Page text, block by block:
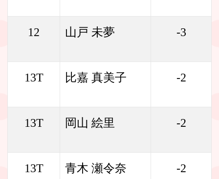
12 山戸 未夢 -3
13T 比嘉 真美子 -2
13T 岡山 絵里 -2
13T 青木 瀬令奈 -2